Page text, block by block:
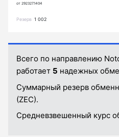
от 292327.1404
Резерв 1 002
Всего по направлению
работает 5 надежных
Суммарный резерв
(ZEC).
Средневзвешенный курс